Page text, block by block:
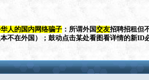
人的国内网络骗子 ：所谓外国交友招聘招租但
不在外国）；鼓动点击某处看图看详情的新ID